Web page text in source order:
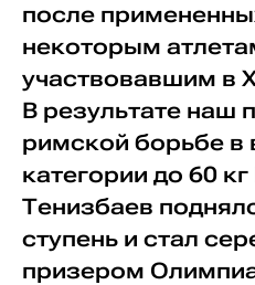
после
некоторым
участвовавшим в
В результате наш
римской борьбе в
категории до 60
Тенизбаев
ступень и стал
призером